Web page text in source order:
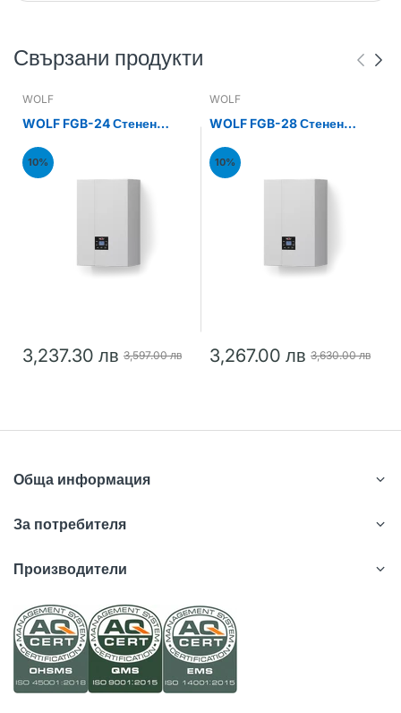
Свързани продукти
WOLF
WOLF FGB-24 Стенен
24kW
10%
3,237.30 лв 3,597.00 лв
WOLF
WOLF FGB-28 Стенен
28kW
10%
3,267.00 лв 3,630.00 лв
Обща информация
За потребителя
Производители